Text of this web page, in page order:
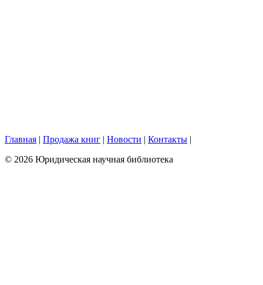
Главная | Продажа книг | Новости | Контакты |
© 2026 Юридическая научная библиотека